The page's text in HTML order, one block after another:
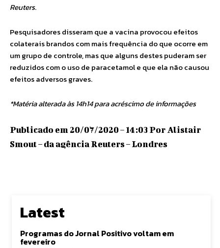
Reuters.
Pesquisadores disseram que a vacina provocou efeitos
colaterais brandos com mais frequência do que ocorre em
um grupo de controle, mas que alguns destes puderam ser
reduzidos com o uso de paracetamol e que ela não causou
efeitos adversos graves.
*Matéria alterada às 14h14 para acréscimo de informações
Publicado em 20/07/2020 – 14:03 Por Alistair
Smout – da agência Reuters – Londres
Latest
Programas do Jornal Positivo voltam em
fevereiro